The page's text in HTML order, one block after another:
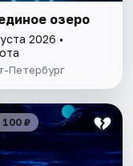
озеро
2026 •
Петербург
100 ₽